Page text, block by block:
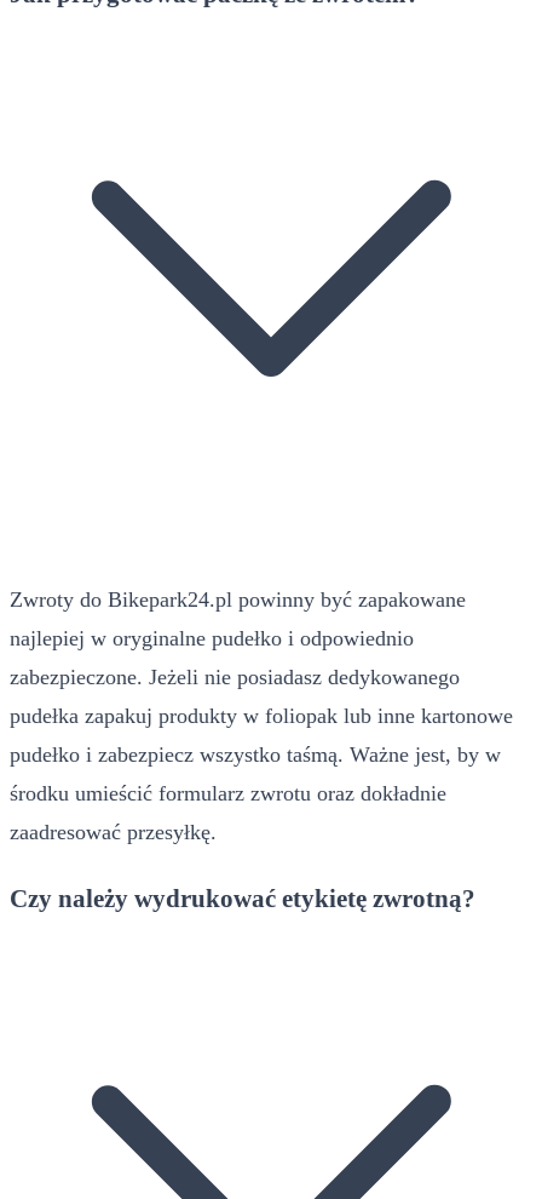
Zwroty do Bikepark24.pl powinny być zapakowane
najlepiej w oryginalne pudełko i odpowiednio
zabezpieczone. Jeżeli nie posiadasz dedykowanego
pudełka zapakuj produkty w foliopak lub inne kartonowe
pudełko i zabezpiecz wszystko taśmą. Ważne jest, by w
środku umieścić formularz zwrotu oraz dokładnie
zaadresować przesyłkę.
Czy należy wydrukować etykietę zwrotną?